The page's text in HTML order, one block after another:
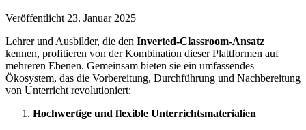
Veröffentlicht 23. Januar 2025
Lehrer und Ausbilder, die den Inverted-Classroom-Ansatz
kennen, profitieren von der Kombination dieser Plattformen auf
mehreren Ebenen. Gemeinsam bieten sie ein umfassendes
Ökosystem, das die Vorbereitung, Durchführung und Nachbereitung
von Unterricht revolutioniert:
Hochwertige und flexible Unterrichtsmaterialien